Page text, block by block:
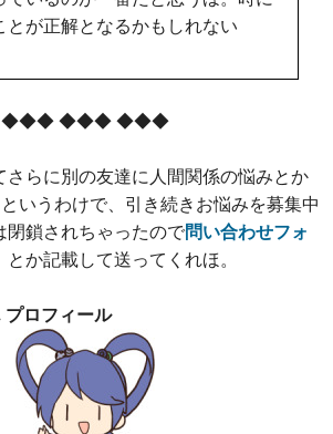
とが正解となるかもしれない
◆◆◆ ◆◆◆ ◆◆◆
さらに別の友達に人間関係の悩みとか
いうわけで、引き続きお悩みを募集中
閉鎖されちゃったので問い合わせフォ
か記載して送ってくれほ。
ロフィール